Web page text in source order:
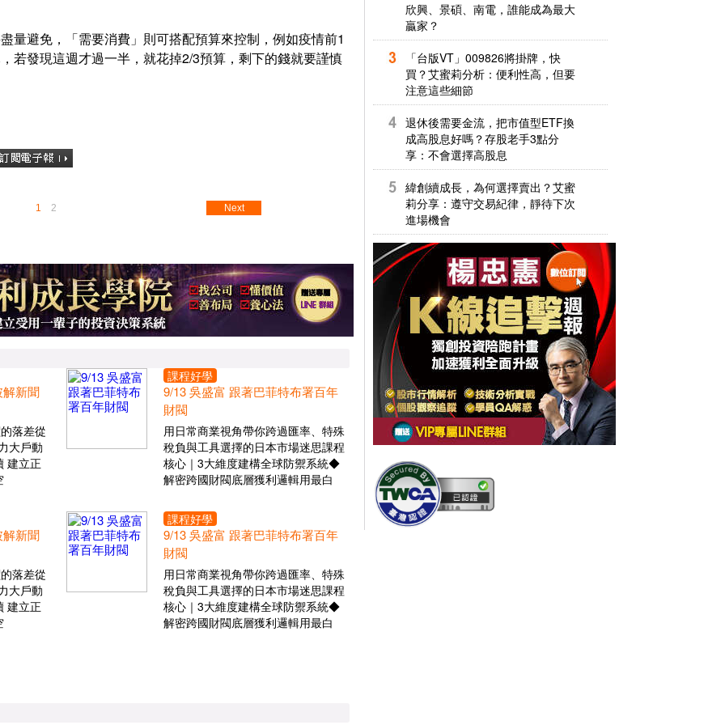
量避免，「需要消費」則可搭配預算來控制，例如疫情前1
若發現這週才過一半，就花掉2/3預算，剩下的錢就要謹慎
1 2 Next
新聞
落差從
大戶動
建立正
課程好學
9/13 吳盛富 跟著巴菲特布署百年
財閥
用日常商業視角帶你跨過匯率、特殊
稅負與工具選擇的日本市場迷思課程
核心｜3大維度建構全球防禦系統◆
解密跨國財閥底層獲利邏輯用最白
新聞
落差從
大戶動
建立正
課程好學
9/13 吳盛富 跟著巴菲特布署百年
財閥
用日常商業視角帶你跨過匯率、特殊
稅負與工具選擇的日本市場迷思課程
核心｜3大維度建構全球防禦系統◆
解密跨國財閥底層獲利邏輯用最白
欣興、景碩、南電，誰能成為最大
贏家？
「台版VT」009826將掛牌，快
買？艾蜜莉分析：便利性高，但要
注意這些細節
退休後需要金流，把市值型ETF換
成高股息好嗎？存股老手3點分
享：不會選擇高股息
緯創續成長，為何選擇賣出？艾蜜
莉分享：遵守交易紀律，靜待下次
進場機會